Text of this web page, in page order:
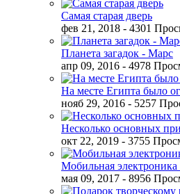
Самая старая дверь
фев 21, 2018 - 4301
Планета загадок - Марс
апр 09, 2016 - 4978
На месте Египта было
нояб 29, 2016 - 5257
Несколько основных
окт 22, 2019 - 3755
Мобильная
мая 09, 2017 - 8956